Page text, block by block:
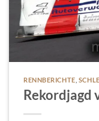
RENNBERICHTE
Rekordjagd